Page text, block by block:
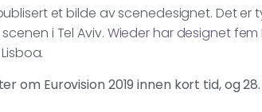
et bilde av scenedesignet. Det er
i Tel Aviv. Wieder har designet
om Eurovision 2019 innen kort tid, og